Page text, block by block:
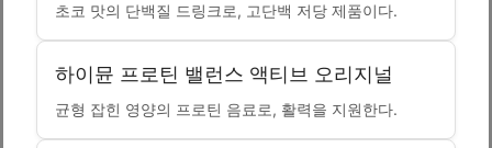
초코 맛의 단백질 드링크로, 고단백 저당 제품이다.
하이뮨 프로틴 밸런스 액티브 오리지널
균형 잡힌 영양의 프로틴 음료로, 활력을 지원한다.